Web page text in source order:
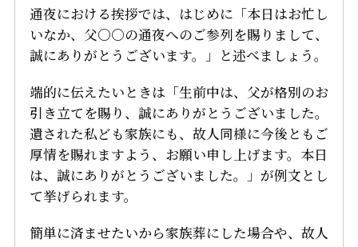
通夜における挨拶では、はじめに「本日はお忙し
いなか、父〇〇の通夜へのご参列を賜りまして、
誠にありがとうございます。」と述べましょう。
端的に伝えたいときは「生前中は、父が格別のお
引き立てを賜り、誠にありがとうございました。
遺された私ども家族にも、故人同様に今後ともご
厚情を賜れますよう、お願い申し上げます。本日
は、誠にありがとうございました。」が例文とし
て挙げられます。
簡単に済ませたいから家族葬にした場合や、故人